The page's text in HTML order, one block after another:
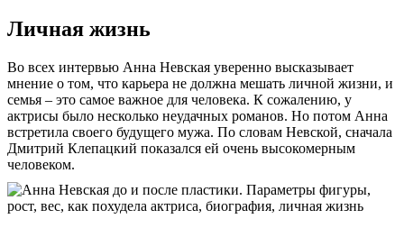
Личная жизнь
Во всех интервью Анна Невская уверенно высказывает
мнение о том, что карьера не должна мешать личной жизни, и
семья – это самое важное для человека. К сожалению, у
актрисы было несколько неудачных романов. Но потом Анна
встретила своего будущего мужа. По словам Невской, сначала
Дмитрий Клепацкий показался ей очень высокомерным
человеком.